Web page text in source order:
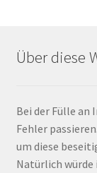
Über diese
Bei der Fülle
Fehler
um diese
Natürlich würde